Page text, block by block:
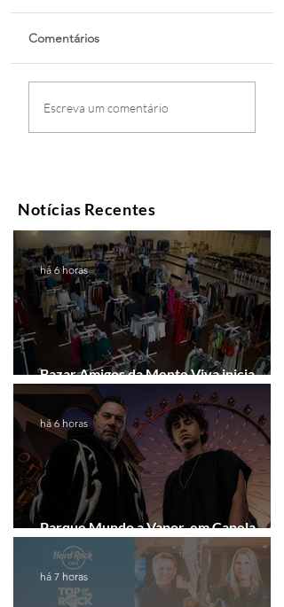
Comentários
Escreva um comentário
Notícias Recentes
Bazar Amigos da Mente Viva inicia
arrecadação em Gramado e Canela
há 6 horas
Parque Mundo a Vapor, em Canela,
recebe festival eletrônico em agosto
há 6 horas
há 7 horas